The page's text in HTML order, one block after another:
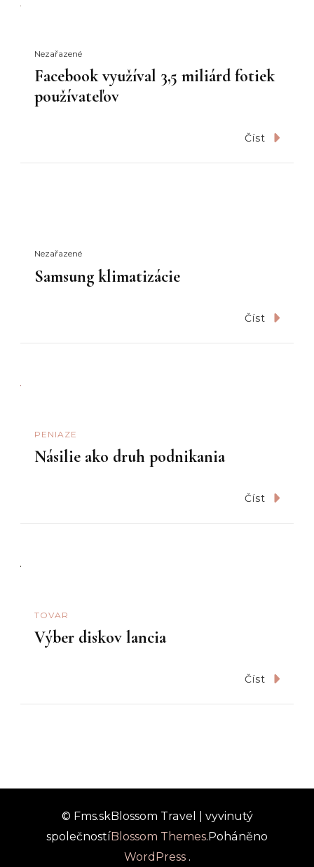
Nezařazené
Facebook využíval 3,5 miliárd fotiek
používateľov
Číst
Nezařazené
Samsung klimatizácie
Číst
PENIAZE
Násilie ako druh podnikania
Číst
TOVAR
Výber diskov lancia
Číst
© Fms.skBlossom Travel | vyvinutý
společností Blossom Themes.Poháněno
WordPress.